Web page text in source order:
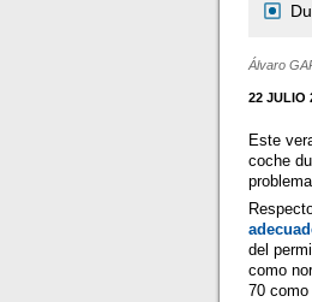
Álvaro
22 JULIO
Este
coche
del
como
70